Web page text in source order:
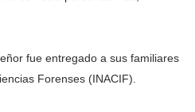
fue entregado a sus familiares
Forenses (INACIF).